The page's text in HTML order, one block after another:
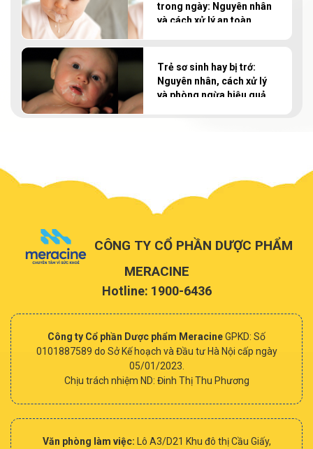
trong ngày: Nguyên nhân
và cách xử lý an toàn
Trẻ sơ sinh hay bị trớ:
Nguyên nhân, cách xử lý
và phòng ngừa hiệu quả
CÔNG TY CỔ PHẦN DƯỢC PHẨM
MERACINE
Hotline: 1900-6436
Công ty Cổ phần Dược phẩm MeracineGPKD: Số
0101887589 do Sở Kế hoạch và Đầu tư Hà Nội cấp ngày
05/01/2023.
Chịu trách nhiệm ND: Đinh Thị Thu Phương
Văn phòng làm việc: Lô A3/D21 Khu đô thị Cầu Giấy,